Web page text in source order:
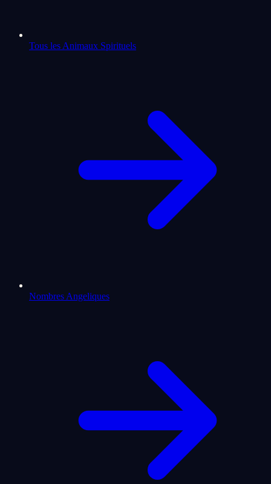
Tous les Animaux Spirituels
Nombres Angeliques